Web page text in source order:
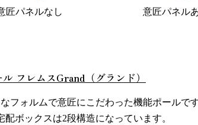
匠パネルなし 意匠パネル
フレムスGrand（グランド）
フォルムで意匠にこだわった機能ポールです
配ボックスは2段構造になっています。